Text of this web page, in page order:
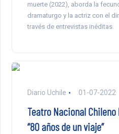
muerte (2022), aborda la
dramaturgo y la actriz con el
través de entrevistas inéditas.
Diario Uchile 01-07-2022
Teatro Nacional
“80 años de un viaje”